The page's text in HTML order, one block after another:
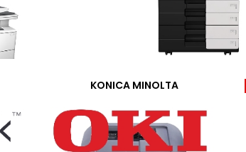
KONICA MINOLTA
Stokta
EKLE
HEMEN AL
Havale/Eft indirimi:%3
5000 TL
üzeri ücretsiz kargo
Sabit kargo bedeli 200 TL